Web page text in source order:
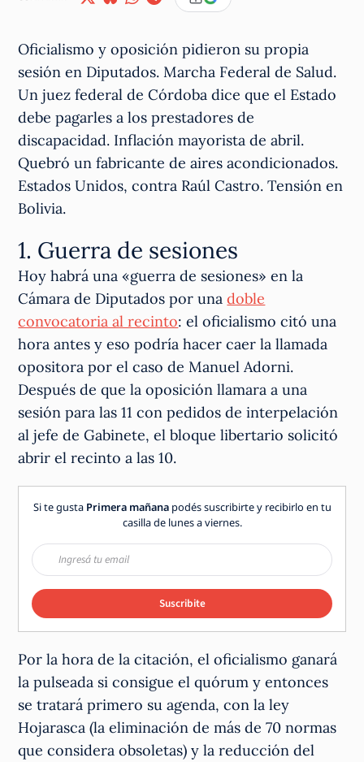
Oficialismo y oposición pidieron su propia
sesión en Diputados. Marcha Federal de Salud.
Un juez federal de Córdoba dice que el Estado
debe pagarles a los prestadores de
discapacidad. Inflación mayorista de abril.
Quebró un fabricante de aires acondicionados.
Estados Unidos, contra Raúl Castro. Tensión en
Bolivia.
1. Guerra de sesiones
Hoy habrá una «guerra de sesiones» en la
Cámara de Diputados por unadoble
convocatoria al recinto: el oficialismo citó una
hora antes y eso podría hacer caer la llamada
opositora por el caso de Manuel Adorni.
Después de que la oposición llamara a una
sesión para las 11 con pedidos de interpelación
al jefe de Gabinete, el bloque libertario solicitó
abrir el recinto a las 10.
Si te gusta Primera mañanapodés suscribirte y recibirlo en tu
casilla de lunes a viernes.
Suscribite
Por la hora de la citación, el oficialismo ganará
la pulseada si consigue el quórum y entonces
se tratará primero su agenda, con la ley
Hojarasca (la eliminación de más de 70 normas
que considera obsoletas) y la reducción del